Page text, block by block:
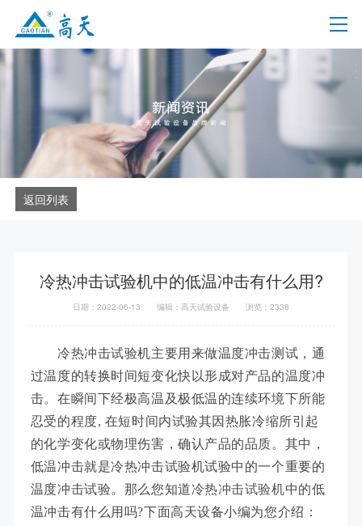
返回列表
冷热冲击试验机中的低温冲击有什么用?
日期：2022-06-13 编辑：高天试验设备 浏览：2338
冷热冲击试验机主要用来做温度冲击测试，通
过温度的转换时间短变化快以形成对产品的温度冲
击。在瞬间下经极高温及极低温的连续环境下所能
忍受的程度, 在短时间内试验其因热胀冷缩所引起
的化学变化或物理伤害，确认产品的品质。其中，
低温冲击就是冷热冲击试验机试验中的一个重要的
温度冲击试验。那么您知道冷热冲击试验机中的低
温冲击有什么用吗?下面高天设备小编为您介绍：